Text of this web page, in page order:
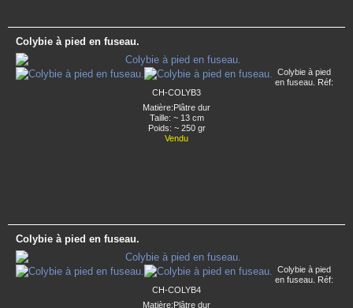
Colybie à pied en fuseau.
Colybie à pied
en fuseau. Réf:
CH-COLYB3
Matière:Plâtre dur
Taille: ~ 13 cm
Poids: ~ 250 gr
Vendu
Colybie à pied en fuseau.
Colybie à pied
en fuseau. Réf:
CH-COLYB4
Matière:Plâtre dur